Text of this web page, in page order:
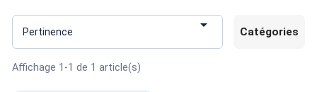
Pertinence  Catégories
Affichage 1-1 de 1 article(s)